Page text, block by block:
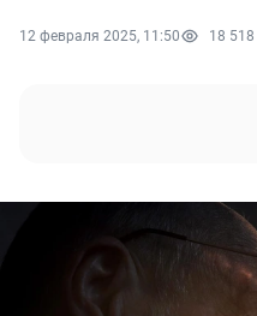
12 февраля 2025, 11:50 18 518